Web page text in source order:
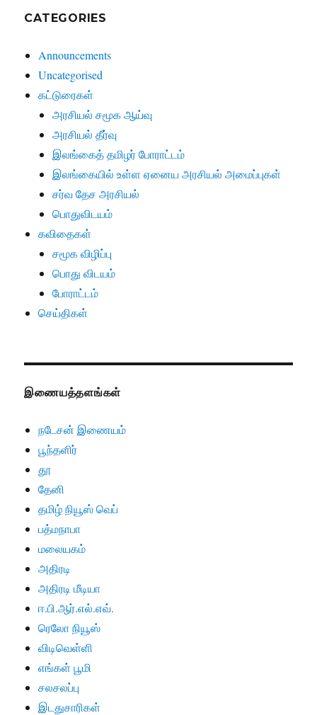
CATEGORIES
Announcements
Uncategorised
கட்டுரைகள்
அரசியல் சமூக ஆய்வு
அரசியல் தீர்வு
இலங்கைத் தமிழர் போராட்டம்
இலங்கையில் உள்ள ஏனைய அரசியல் அமைப்புகள்
சர்வ தேச அரசியல்
பொதுவிடயம்
கவிதைகள்
சமூக விழிப்பு
பொது விடயம்
போராட்டம்
செய்திகள்
இணையத்தளங்கள்
நடேசன் இணையம்
பூந்தளிர்
தூ
தேனி
தமிழ் நியூஸ் வெப்
பத்மநாபா
மலையகம்
அதிரடி
அதிரடி மீடியா
ஈ.பி.ஆர்.எல்.எவ்.
ரெலோ நியூஸ்
விடிவெள்ளி
எங்கள் பூமி
சலசலப்பு
இடதுசாரிகள்